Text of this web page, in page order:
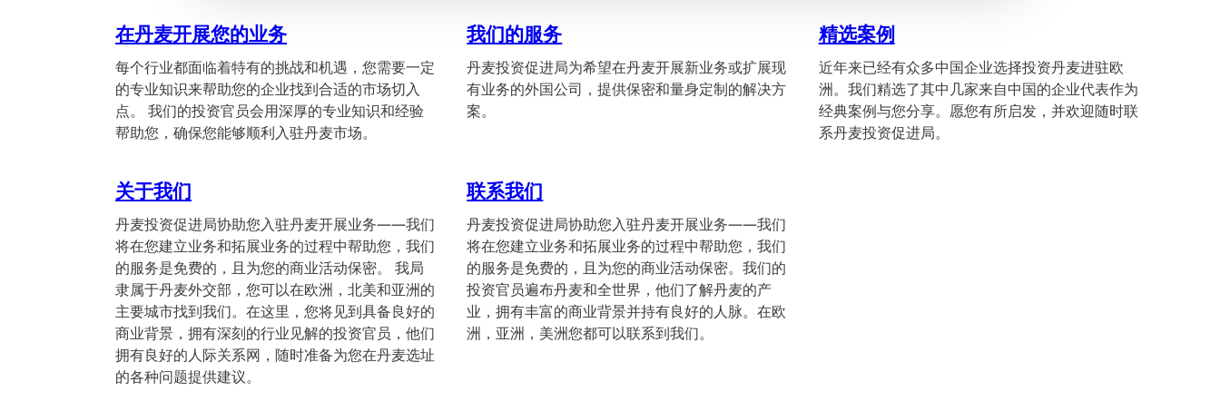
在丹麦开展您的业务
每个行业都面临着特有的挑战和机遇，您需要一定
的专业知识来帮助您的企业找到合适的市场切入
点。 我们的投资官员会用深厚的专业知识和经验
帮助您，确保您能够顺利入驻丹麦市场。
我们的服务
丹麦投资促进局为希望在丹麦开展新业务或扩展现
有业务的外国公司，提供保密和量身定制的解决方
案。
精选案例
近年来已经有众多中国企业选择投资丹麦进驻欧
洲。我们精选了其中几家来自中国的企业代表作为
经典案例与您分享。愿您有所启发，并欢迎随时联
系丹麦投资促进局。
关于我们
丹麦投资促进局协助您入驻丹麦开展业务——我们
将在您建立业务和拓展业务的过程中帮助您，我们
的服务是免费的，且为您的商业活动保密。 我局
隶属于丹麦外交部，您可以在欧洲，北美和亚洲的
主要城市找到我们。在这里，您将见到具备良好的
商业背景，拥有深刻的行业见解的投资官员，他们
拥有良好的人际关系网，随时准备为您在丹麦选址
的各种问题提供建议。
联系我们
丹麦投资促进局协助您入驻丹麦开展业务——我们
将在您建立业务和拓展业务的过程中帮助您，我们
的服务是免费的，且为您的商业活动保密。我们的
投资官员遍布丹麦和全世界，他们了解丹麦的产
业，拥有丰富的商业背景并持有良好的人脉。在欧
洲，亚洲，美洲您都可以联系到我们。